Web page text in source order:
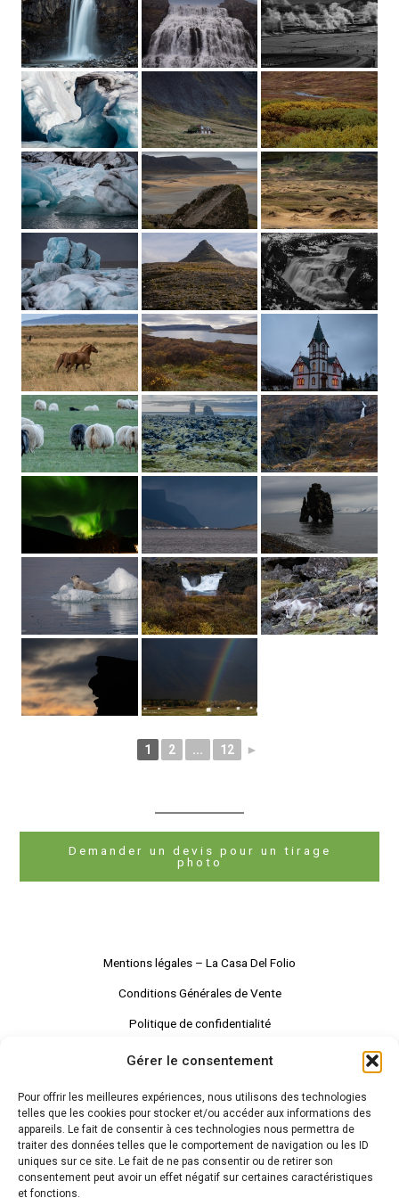
Gérer le consentement
Pour offrir les meilleures expériences, nous utilisons des technologies
telles que les cookies pour stocker et/ou accéder aux informations des
appareils. Le fait de consentir à ces technologies nous permettra de
traiter des données telles que le comportement de navigation ou les ID
uniques sur ce site. Le fait de ne pas consentir ou de retirer son
consentement peut avoir un effet négatif sur certaines caractéristiques
et fonctions.
1 2 ... 12 ►
Demander un devis pour un tirage
photo
Mentions légales – La Casa Del Folio
Conditions Générales de Vente
Politique de confidentialité
Facebook Instagram